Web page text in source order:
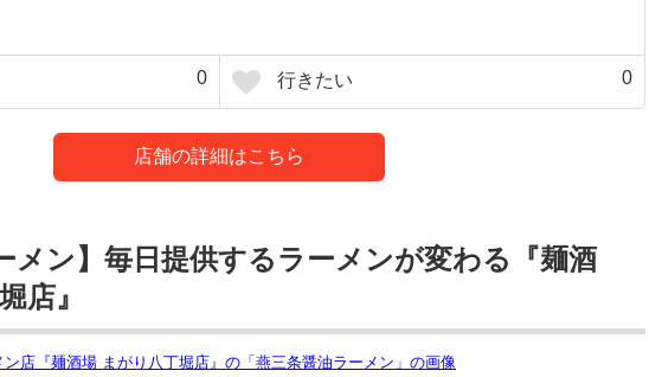
0 行きたい 0
店舗の詳細はこちら
メン】毎日提供するラーメンが変わる『麺酒
店』